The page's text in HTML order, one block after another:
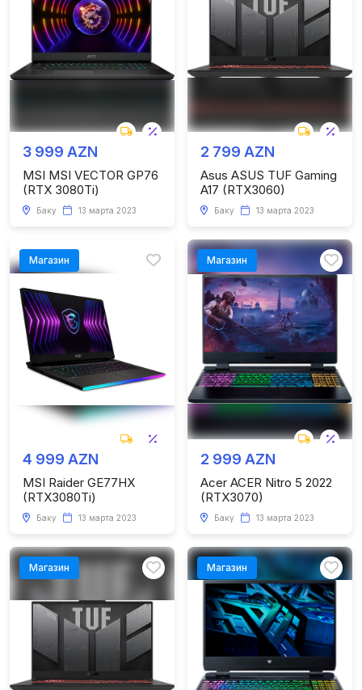
3 999 AZN
MSI MSI VECTOR GP76
(RTX 3080Ti)
Баку 13 марта 2023
2 799 AZN
Asus ASUS TUF Gaming
A17 (RTX3060)
Баку 13 марта 2023
Магазин
4 999 AZN
MSI Raider GE77HX
(RTX3080Ti)
Баку 13 марта 2023
Магазин
2 999 AZN
Acer ACER Nitro 5 2022
(RTX3070)
Баку 13 марта 2023
Магазин Магазин